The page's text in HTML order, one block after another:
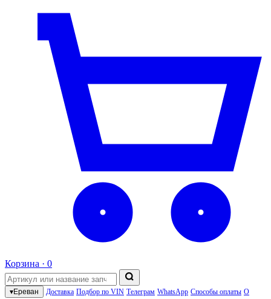
Корзина · 0
▾Ереван Доставка Подбор по VIN Телеграм WhatsApp Способы оплаты О